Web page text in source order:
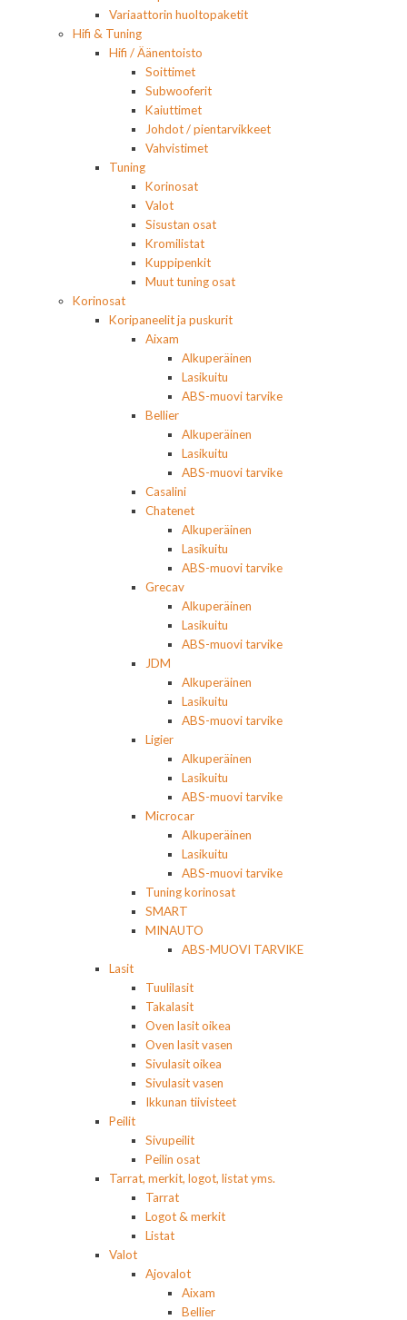
Variaattorin huoltopaketit
Hifi & Tuning
Hifi / Äänentoisto
Soittimet
Subwooferit
Kaiuttimet
Johdot / pientarvikkeet
Vahvistimet
Tuning
Korinosat
Valot
Sisustan osat
Kromilistat
Kuppipenkit
Muut tuning osat
Korinosat
Koripaneelit ja puskurit
Aixam
Alkuperäinen
Lasikuitu
ABS-muovi tarvike
Bellier
Alkuperäinen
Lasikuitu
ABS-muovi tarvike
Casalini
Chatenet
Alkuperäinen
Lasikuitu
ABS-muovi tarvike
Grecav
Alkuperäinen
Lasikuitu
ABS-muovi tarvike
JDM
Alkuperäinen
Lasikuitu
ABS-muovi tarvike
Ligier
Alkuperäinen
Lasikuitu
ABS-muovi tarvike
Microcar
Alkuperäinen
Lasikuitu
ABS-muovi tarvike
Tuning korinosat
SMART
MINAUTO
ABS-MUOVI TARVIKE
Lasit
Tuulilasit
Takalasit
Oven lasit oikea
Oven lasit vasen
Sivulasit oikea
Sivulasit vasen
Ikkunan tiivisteet
Peilit
Sivupeilit
Peilin osat
Tarrat, merkit, logot, listat yms.
Tarrat
Logot & merkit
Listat
Valot
Ajovalot
Aixam
Bellier